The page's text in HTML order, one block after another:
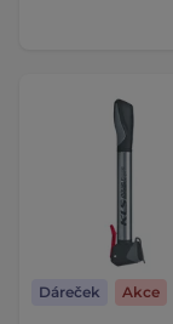
Dáreček Akce